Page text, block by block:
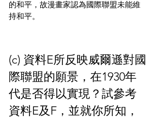
的和平，故漫畫家認為國際聯盟未能維
持和平。
(c) 資料E所反映威爾遜對國
際聯盟的願景，在1930年
代是否得以實現？試參考
資料E及F，並就你所知，